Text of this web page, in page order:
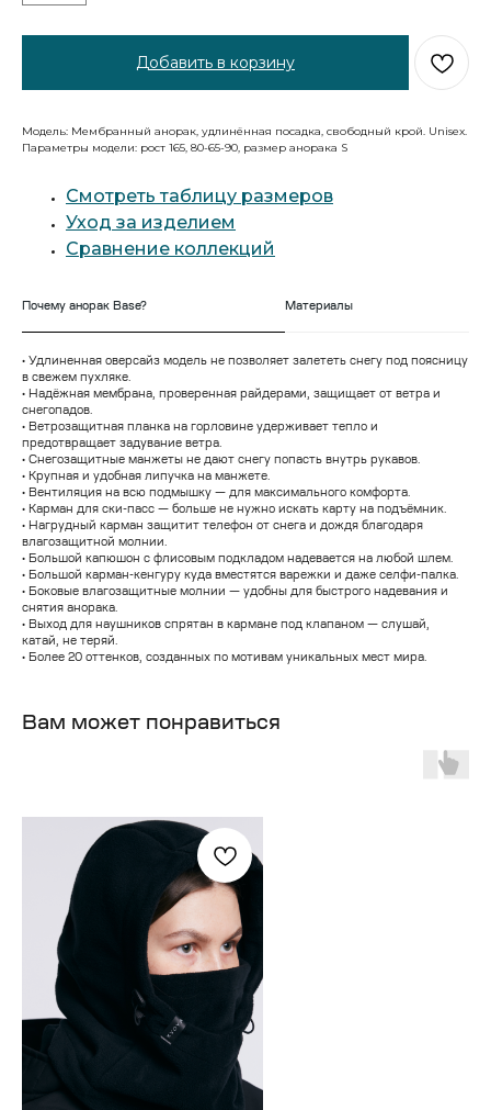
Добавить в корзину
Модель: Мембранный анорак, удлинённая посадка, свободный крой. Unisex.
Параметры модели: рост 165, 80-65-90, размер анорака S
Смотреть таблицу размеров
Уход за изделием
Сравнение коллекций
Почему анорак Base? Материалы
• Удлиненная оверсайз модель не позволяет залететь снегу под поясницу
в свежем пухляке.
• Надёжная мембрана, проверенная райдерами, защищает от ветра и
снегопадов.
• Ветрозащитная планка на горловине удерживает тепло и
предотвращает задувание ветра.
• Снегозащитные манжеты не дают снегу попасть внутрь рукавов.
• Крупная и удобная липучка на манжете.
• Вентиляция на всю подмышку — для максимального комфорта.
• Карман для ски-пасс — больше не нужно искать карту на подъёмник.
• Нагрудный карман защитит телефон от снега и дождя благодаря
влагозащитной молнии.
• Большой капюшон с флисовым подкладом надевается на любой шлем.
• Большой карман-кенгуру куда вместятся варежки и даже селфи-палка.
• Боковые влагозащитные молнии — удобны для быстрого надевания и
снятия анорака.
• Выход для наушников спрятан в кармане под клапаном — слушай,
катай, не теряй.
• Более 20 оттенков, созданных по мотивам уникальных мест мира.
Вам может понравиться